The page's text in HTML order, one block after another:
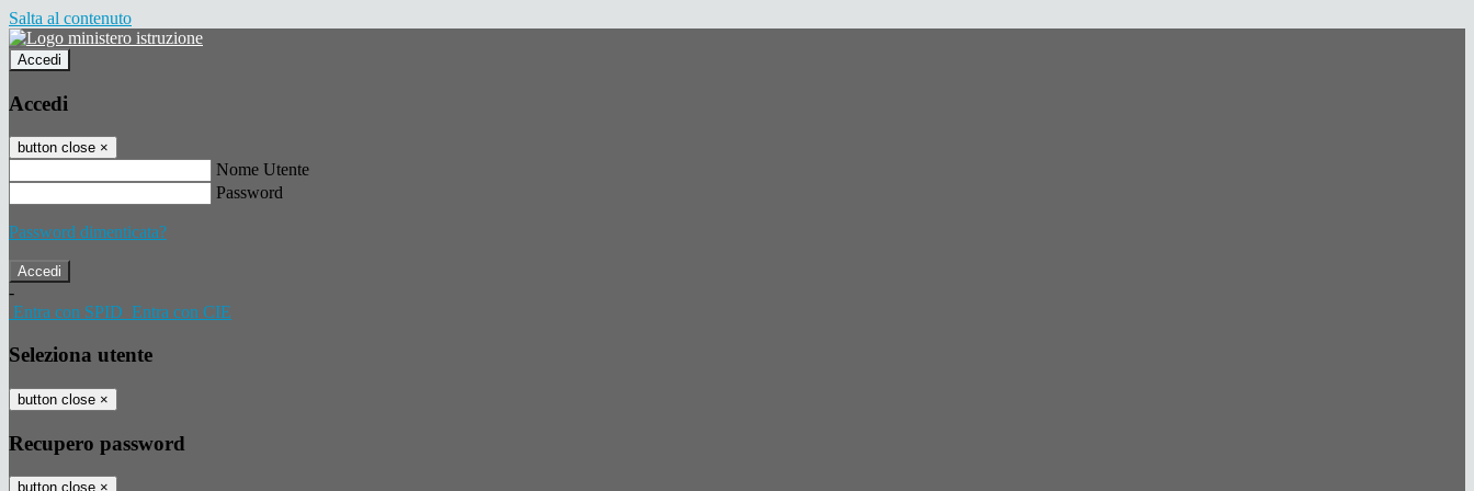
Salta al contenuto
Accedi
Accedi
button close ×
Nome Utente
Password
Password dimenticata?
-
Entra con SPID Entra con CIE
Seleziona utente
button close ×
Recupero password
button close ×